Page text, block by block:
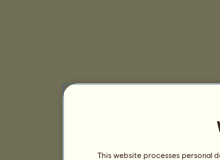
This website processes personal